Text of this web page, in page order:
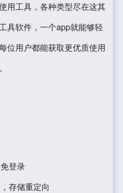
用工具，各种类型尽在这其
具软件，一个app就能够轻
位用户都能获取更优质使用
登录
存储重定向